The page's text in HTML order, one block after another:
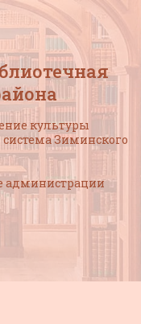
культуры
Зиминского
администрации